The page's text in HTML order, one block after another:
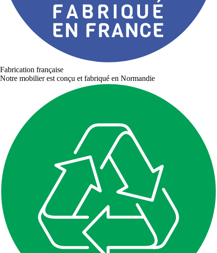
Fabrication française
Notre mobilier est conçu et fabriqué en Normandie